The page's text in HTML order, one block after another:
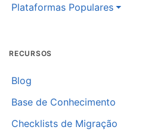
Plataformas Populares
RECURSOS
Blog
Base de Conhecimento
Checklists de Migração